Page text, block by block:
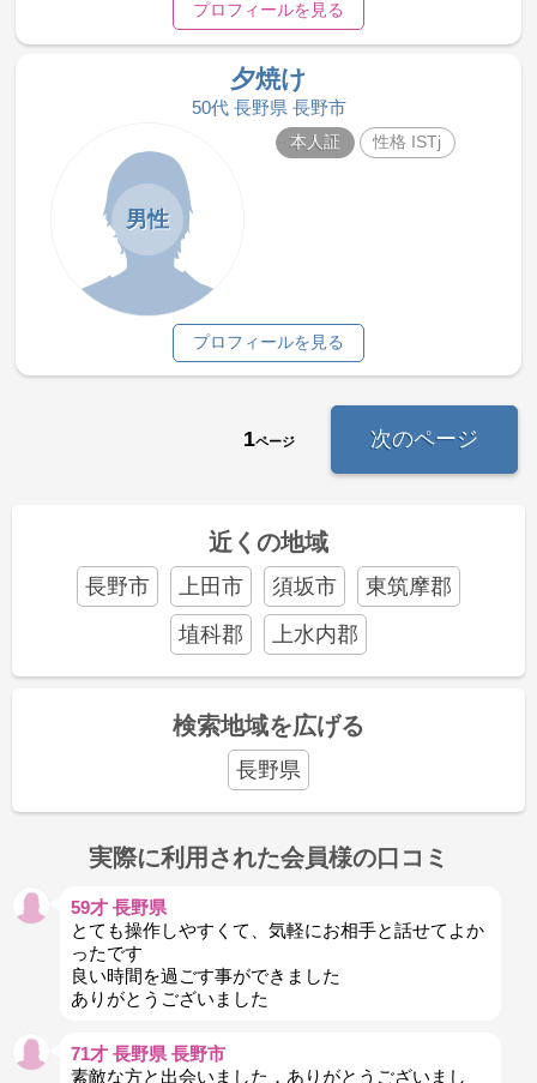
プロフィールを見る
夕焼け
50代 長野県 長野市
男性
本人証 性格 ISTj
プロフィールを見る
1ページ 次のページ
近くの地域
長野市 上田市 須坂市
東筑摩郡
埴科郡
上水内郡
検索地域を広げる
長野県
実際に利用された会員様の口コミ
59才 長野県
とても操作しやすくて、気軽にお相手と話せてよか
ったです
良い時間を過ごす事ができました
ありがとうございました
71才 長野県 長野市
素敵な方と出会いました．ありがとうございまし